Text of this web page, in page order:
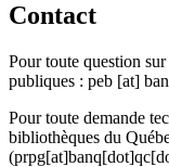
Contact
Pour toute question
publiques : peb [at]
Pour toute demande
bibliothèques du